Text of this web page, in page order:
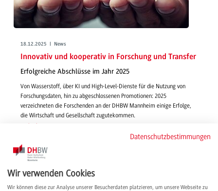
18.12.2025 | News
Innovativ und kooperativ in Forschung und Transfer
Erfolgreiche Abschlüsse im Jahr 2025
Von Wasserstoff, über KI und High-Level-Dienste für die Nutzung von
Forschungsdaten, hin zu abgeschlossenen Promotionen: 2025
verzeichneten die Forschenden an der DHBW Mannheim einige Erfolge,
die Wirtschaft und Gesellschaft zugutekommen.
Datenschutzbestimmungen
Wir verwenden Cookies
Wir können diese zur Analyse unserer Besucherdaten platzieren, um unsere Webseite zu